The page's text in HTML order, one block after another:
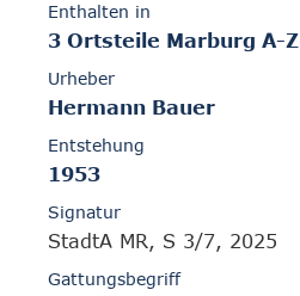
Enthalten in
3 Ortsteile Marburg A-Z
Urheber
Hermann Bauer
Entstehung
1953
Signatur
StadtA MR, S 3/7, 2025
Gattungsbegriff